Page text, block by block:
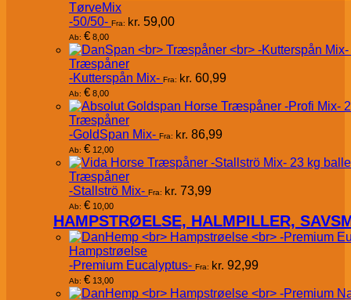
TørveMix
-50/50- Fra: kr. 59,00
Ab: € 8,00
Træspåner
-Kutterspån Mix- Fra: kr. 60,99
Ab: € 8,00
Træspåner
-GoldSpan Mix- Fra: kr. 86,99
Ab: € 12,00
Træspåner
-Stallströ Mix- Fra: kr. 73,99
Ab: € 10,00
HAMPSTRØELSE, HALMPILLER,
Hampstrøelse
-Premium Eucalyptus- Fra: kr. 92,99
Ab: € 13,00